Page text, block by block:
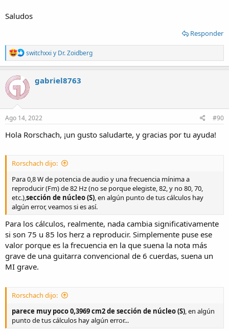
Saludos
Responder
R
e
a
t
i
n
switchxxi y Dr. Zoidberg
gabriel8763
Ago 14, 2022 #90
Hola Rorschach, ¡un gusto saludarte, y gracias por tu ayuda!
Rorschach dijo:
Para 0,8 W de potencia de audio y una frecuencia mínima a
reproducir (Fm) de 82 Hz (no se porque elegiste, 82, y no 80, 70,
etc.),sección de núcleo (S), en algún punto de tus cálculos hay
algún error, veamos si es así.
Para los cálculos, realmente, nada cambia significativamente
si son 75 u 85 los herz a reproducir. Simplemente puse ese
valor porque es la frecuencia en la que suena la nota más
grave de una guitarra convencional de 6 cuerdas, suena un
MI grave.
Rorschach dijo:
parece muy poco 0,3969 cm2 de sección de núcleo (S), en algún
punto de tus cálculos hay algún error...